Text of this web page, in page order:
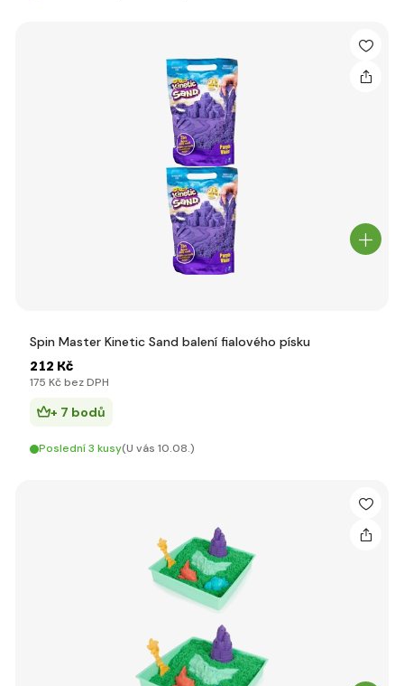
Spin Master Kinetic Sand balení fialového písku
212 Kč
175 Kč bez DPH
+ 7 bodů
Poslední 3 kusy(U vás 10.08.)